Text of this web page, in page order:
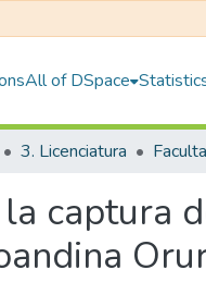
All of DSpace
3. Licenciatura
captura